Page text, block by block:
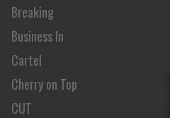
Breaking
Business In
Cartel
Cherry on Top
CUT